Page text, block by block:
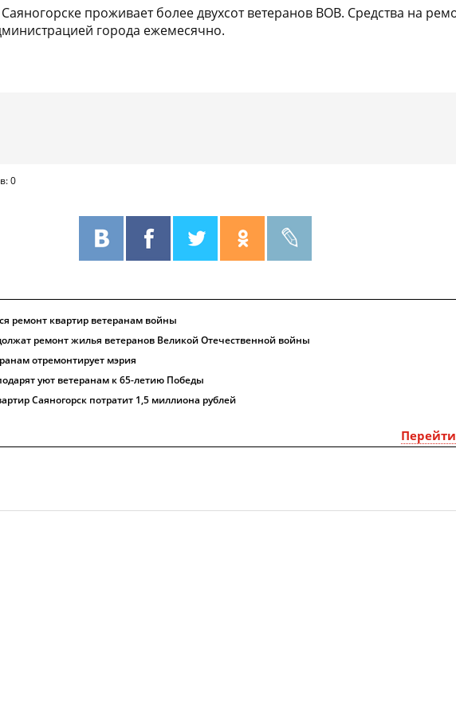
проживает более двухсот ветеранов ВОВ. Средства на
города ежемесячно.
0
ремонт квартир ветеранам войны
ремонт жилья ветеранов Великой Отечественной войны
отремонтирует мэрия
уют ветеранам к 65-летию Победы
Саяногорск потратит 1,5 миллиона рублей